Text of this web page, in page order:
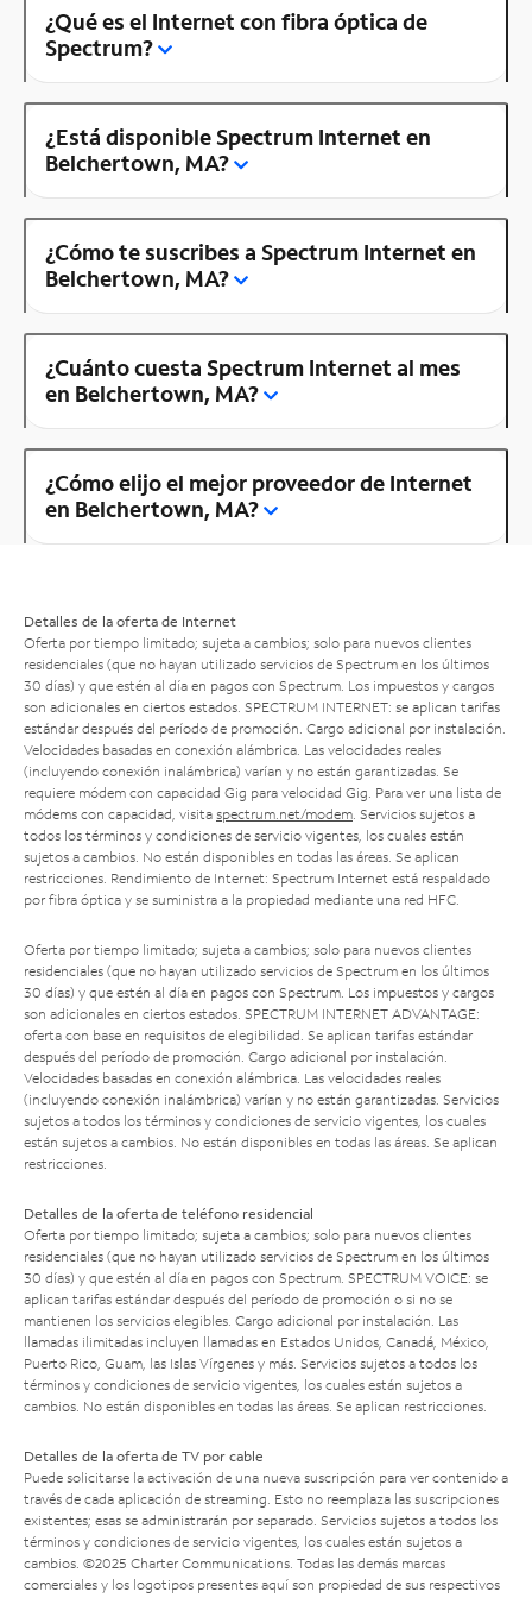
¿Qué es el Internet con fibra óptica de
Spectrum?
¿Está disponible Spectrum Internet en
Belchertown, MA?
¿Cómo te suscribes a Spectrum Internet en
Belchertown, MA?
¿Cuánto cuesta Spectrum Internet al mes
en Belchertown, MA?
¿Cómo elijo el mejor proveedor de Internet
en Belchertown, MA?
Detalles de la oferta de Internet
Oferta por tiempo limitado; sujeta a cambios; solo para nuevos clientes
residenciales (que no hayan utilizado servicios de Spectrum en los últimos
30 días) y que estén al día en pagos con Spectrum. Los impuestos y cargos
son adicionales en ciertos estados. SPECTRUM INTERNET: se aplican tarifas
estándar después del período de promoción. Cargo adicional por instalación.
Velocidades basadas en conexión alámbrica. Las velocidades reales
(incluyendo conexión inalámbrica) varían y no están garantizadas. Se
requiere módem con capacidad Gig para velocidad Gig. Para ver una lista de
módems con capacidad, visita spectrum.net/modem . Servicios sujetos a
todos los términos y condiciones de servicio vigentes, los cuales están
sujetos a cambios. No están disponibles en todas las áreas. Se aplican
restricciones. Rendimiento de Internet: Spectrum Internet está respaldado
por fibra óptica y se suministra a la propiedad mediante una red HFC.
Oferta por tiempo limitado; sujeta a cambios; solo para nuevos clientes
residenciales (que no hayan utilizado servicios de Spectrum en los últimos
30 días) y que estén al día en pagos con Spectrum. Los impuestos y cargos
son adicionales en ciertos estados. SPECTRUM INTERNET ADVANTAGE:
oferta con base en requisitos de elegibilidad. Se aplican tarifas estándar
después del período de promoción. Cargo adicional por instalación.
Velocidades basadas en conexión alámbrica. Las velocidades reales
(incluyendo conexión inalámbrica) varían y no están garantizadas. Servicios
sujetos a todos los términos y condiciones de servicio vigentes, los cuales
están sujetos a cambios. No están disponibles en todas las áreas. Se aplican
restricciones.
Detalles de la oferta de teléfono residencial
Oferta por tiempo limitado; sujeta a cambios; solo para nuevos clientes
residenciales (que no hayan utilizado servicios de Spectrum en los últimos
30 días) y que estén al día en pagos con Spectrum. SPECTRUM VOICE: se
aplican tarifas estándar después del período de promoción o si no se
mantienen los servicios elegibles. Cargo adicional por instalación. Las
llamadas ilimitadas incluyen llamadas en Estados Unidos, Canadá, México,
Puerto Rico, Guam, las Islas Vírgenes y más. Servicios sujetos a todos los
términos y condiciones de servicio vigentes, los cuales están sujetos a
cambios. No están disponibles en todas las áreas. Se aplican restricciones.
Detalles de la oferta de TV por cable
Puede solicitarse la activación de una nueva suscripción para ver contenido a
través de cada aplicación de streaming. Esto no reemplaza las suscripciones
existentes; esas se administrarán por separado. Servicios sujetos a todos los
términos y condiciones de servicio vigentes, los cuales están sujetos a
cambios. ©2025 Charter Communications. Todas las demás marcas
comerciales y los logotipos presentes aquí son propiedad de sus respectivos